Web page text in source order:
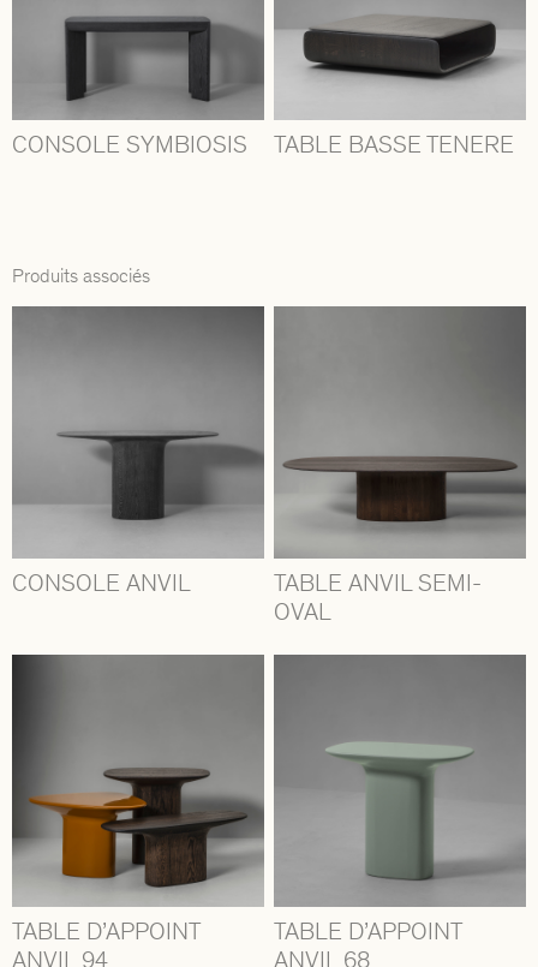
CONSOLE SYMBIOSIS TABLE BASSE TENERE
Produits associés
CONSOLE ANVIL
TABLE ANVIL SEMI-
OVAL
TABLE D’APPOINT
ANVIL 94
TABLE D’APPOINT
ANVIL 68